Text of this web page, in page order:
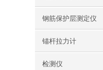
钢筋保护层测定仪
锚杆拉力计
检测仪